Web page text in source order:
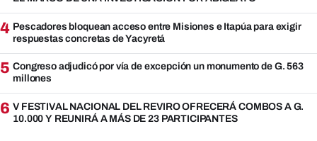
4 Pescadores bloquean acceso entre Misiones e Itapúa para exigir
respuestas concretas de Yacyretá
5 Congreso adjudicó por vía de excepción un monumento de G. 563
millones
6 V FESTIVAL NACIONAL DEL REVIRO OFRECERÁ COMBOS A G.
10.000 Y REUNIRÁ A MÁS DE 23 PARTICIPANTES